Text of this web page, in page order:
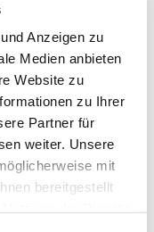
Anzeigen zu
Medien anbieten
Website zu
zu Ihrer
Partner für
weiter. Unsere
mit
bereitgestellt